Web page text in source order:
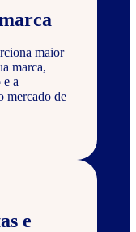
maior
marca,
a
mercado de
e